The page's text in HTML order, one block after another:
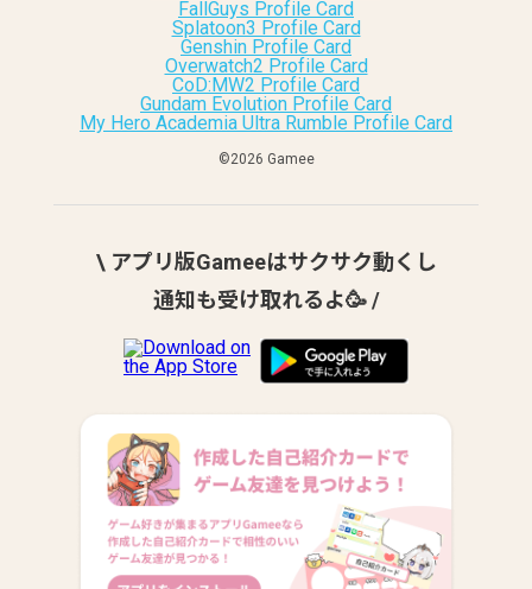
FallGuys Profile Card
Splatoon3 Profile Card
Genshin Profile Card
Overwatch2 Profile Card
CoD:MW2 Profile Card
Gundam Evolution Profile Card
My Hero Academia Ultra Rumble Profile Card
©︎2026 Gamee
\ アプリ版Gameeはサクサク動くし
通知も受け取れるよ🥳 /